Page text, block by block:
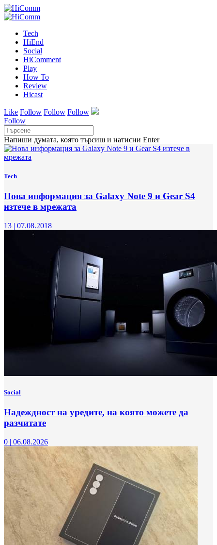
Tech
HiEnd
Social
HiComment
Play
How To
Review
Hicast
Like Follow Follow Follow
Follow
Напиши думата, която търсиш и натисни Enter
Tech
Нова информация за Galaxy Note 9 и Gear S4
изтече в мрежата
13 | 07.08.2018
Social
Надеждност на уредите, на която можете да
разчитате
0 | 06.08.2026